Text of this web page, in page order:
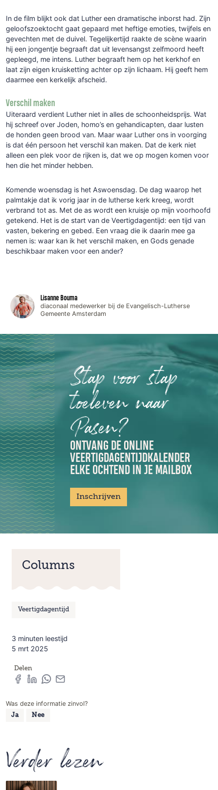
In de film blijkt ook dat Luther een dramatische inborst had. Zijn
geloofszoektocht gaat gepaard met heftige emoties, twijfels en
gevechten met de duivel. Tegelijkertijd raakte de scène waarin
hij een jongentje begraaft dat uit levensangst zelfmoord heeft
gepleegd, me intens. Luther begraaft hem op het kerkhof en
laat zijn eigen kruisketting achter op zijn lichaam. Hij geeft hem
daarmee een kerkelijk afscheid.
Verschil maken
Uiteraard verdient Luther niet in alles de schoonheidsprijs. Wat
hij schreef over Joden, homo’s en gehandicapten, daar lusten
de honden geen brood van. Maar waar Luther ons in voorging
is dat één persoon het verschil kan maken. Dat de kerk niet
alleen een plek voor de rijken is, dat we op mogen komen voor
hen die het minder hebben.
Komende woensdag is het Aswoensdag. De dag waarop het
palmtakje dat ik vorig jaar in de lutherse kerk kreeg, wordt
verbrand tot as. Met de as wordt een kruisje op mijn voorhoofd
getekend. Het is de start van de Veertigdagentijd: een tijd van
vasten, bekering en gebed. Een vraag die ik daarin mee ga
nemen is: waar kan ik het verschil maken, en Gods genade
beschikbaar maken voor een ander?
Lisanne Bouma
diaconaal medewerker bij de Evangelisch-Lutherse
Gemeente Amsterdam
Stap voor stap
toeleven naar
Pasen?
ONTVANG DE ONLINE
VEERTIGDAGENTIJDKALENDER
ELKE OCHTEND IN JE MAILBOX
Inschrijven
Columns
Veertigdagentijd
3 minuten leestijd
5 mrt 2025
Delen
Was deze informatie zinvol?
Ja Nee
Verder lezen